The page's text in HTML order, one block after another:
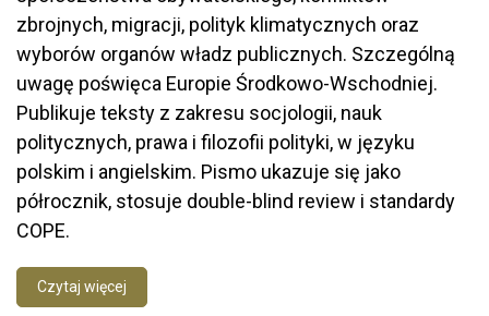
zbrojnych, migracji, polityk klimatycznych oraz
wyborów organów władz publicznych. Szczególną
uwagę poświęca Europie Środkowo-Wschodniej.
Publikuje teksty z zakresu socjologii, nauk
politycznych, prawa i filozofii polityki, w języku
polskim i angielskim. Pismo ukazuje się jako
półrocznik, stosuje double-blind review i standardy
COPE.
Czytaj więcej